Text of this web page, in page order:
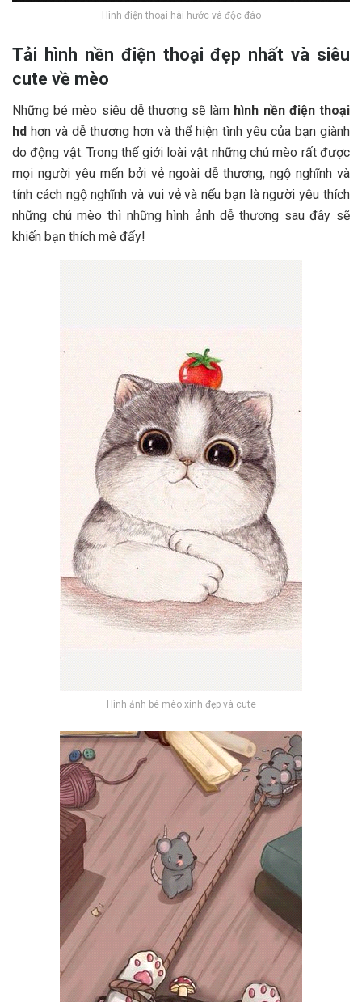
Hình điện thoại hài hước và độc đáo
Tải hình nền điện thoại đẹp nhất và siêu
cute về mèo
Những bé mèo siêu dễ thương sẽ làm hình nền điện thoại
hd hơn và dễ thương hơn và thể hiện tình yêu của bạn giành
do động vật. Trong thế giới loài vật những chú mèo rất được
mọi người yêu mến bởi vẻ ngoài dễ thương, ngộ nghĩnh và
tính cách ngộ nghĩnh và vui vẻ và nếu bạn là người yêu thích
những chú mèo thì những hình ảnh dễ thương sau đây sẽ
khiến bạn thích mê đấy!
Hình ảnh bé mèo xinh đẹp và cute